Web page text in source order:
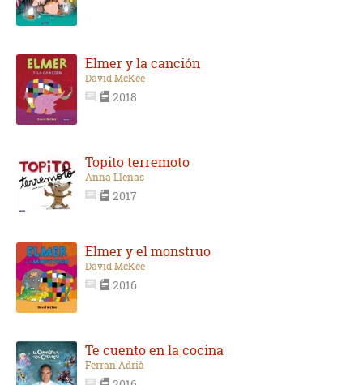
Elmer y la canción
David McKee
2018
Topito terremoto
Anna Llenas
2017
Elmer y el monstruo
David McKee
2016
Te cuento en la cocina
Ferran Adrià